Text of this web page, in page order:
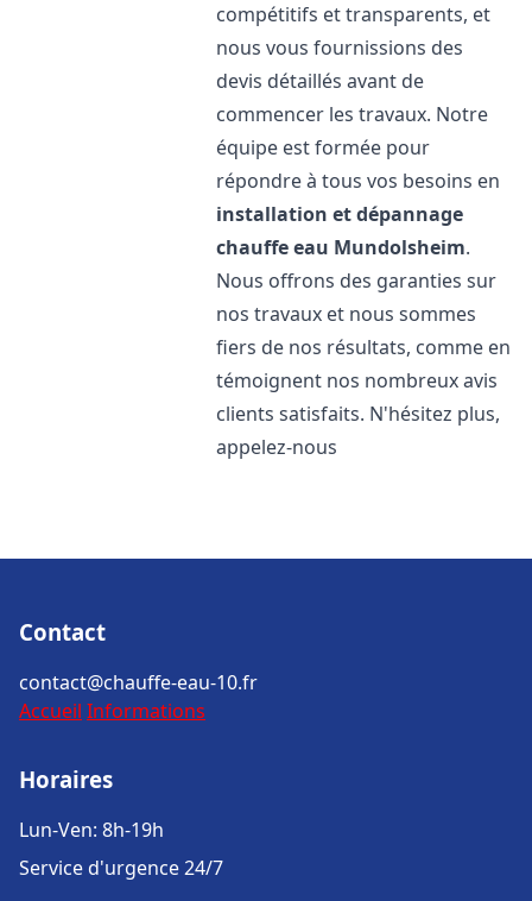
compétitifs et transparents, et
nous vous fournissions des
devis détaillés avant de
commencer les travaux. Notre
équipe est formée pour
répondre à tous vos besoins en
installation et dépannage
chauffe eau Mundolsheim.
Nous offrons des garanties sur
nos travaux et nous sommes
fiers de nos résultats, comme en
témoignent nos nombreux avis
clients satisfaits. N'hésitez plus,
appelez-nous
Contact
contact@chauffe-eau-10.fr
Accueil Informations
Horaires
Lun-Ven: 8h-19h
Service d'urgence 24/7